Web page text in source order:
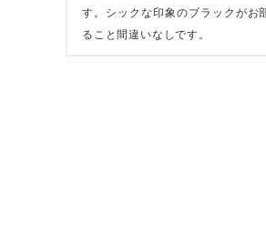
す。シックな印象のブラックがお
ること間違いなしです。